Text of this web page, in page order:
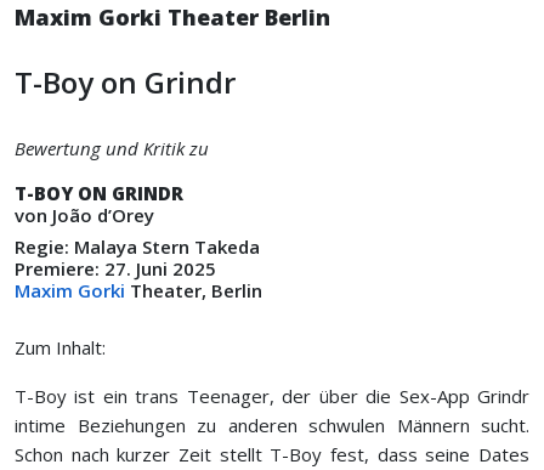
Maxim Gorki Theater Berlin
T-Boy on Grindr
Bewertung und Kritik zu
T-BOY ON GRINDR
von João d’Orey
Regie: Malaya Stern Takeda
Premiere: 27. Juni 2025
Maxim Gorki Theater, Berlin
Zum Inhalt:
T-Boy ist ein trans Teenager, der über die Sex-App Grindr
intime Beziehungen zu anderen schwulen Männern sucht.
Schon nach kurzer Zeit stellt T-Boy fest, dass seine Dates